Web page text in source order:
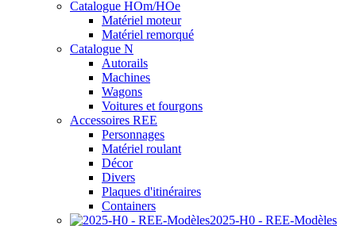
Catalogue HOm/HOe
Matériel moteur
Matériel remorqué
Catalogue N
Autorails
Machines
Wagons
Voitures et fourgons
Accessoires REE
Personnages
Matériel roulant
Décor
Divers
Plaques d'itinéraires
Containers
2025-H0 - REE-Modèles